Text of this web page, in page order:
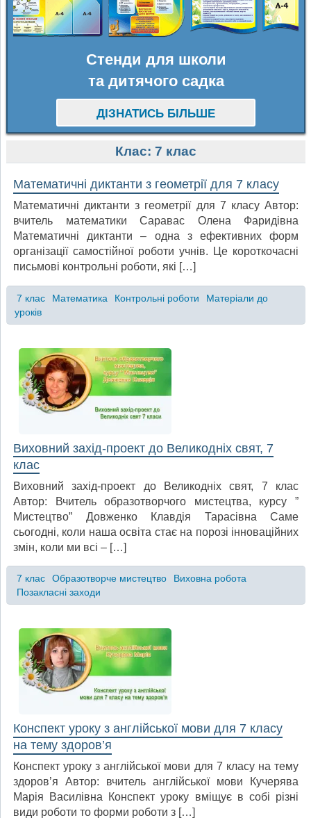
Стенди для школи
та дитячого садка
ДІЗНАТИСЬ БІЛЬШЕ
Клас: 7 клас
Математичні диктанти з геометрії для 7 класу
Математичні диктанти з геометрії для 7 класу Автор:
вчитель математики Саравас Олена Фаридівна
Математичні диктанти – одна з ефективних форм
організації самостійної роботи учнів. Це короткочасні
письмові контрольні роботи, які […]
7 клас Математика Контрольні роботи
Матеріали до
уроків
Виховний захід-проект до Великодніх свят, 7
клас
Виховний захід-проект до Великодніх свят, 7 клас
Автор: Вчитель образотворчого мистецтва, курсу ”
Мистецтво” Довженко Клавдія Тарасівна Саме
сьогодні, коли наша освіта стає на порозі інноваційних
змін, коли ми всі – […]
7 клас Образотворче мистецтво
Виховна робота
Позакласні заходи
Конспект уроку з англійської мови для 7 класу
на тему здоров’я
Конспект уроку з англійської мови для 7 класу на тему
здоров’я Автор: вчитель англійської мови Кучерява
Марія Василівна Конспект уроку вміщує в собі різні
види роботи то форми роботи з […]